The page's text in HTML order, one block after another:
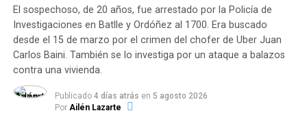
El sospechoso, de 20 años, fue arrestado por la Policía de
Investigaciones en Batlle y Ordóñez al 1700. Era buscado
desde el 15 de marzo por el crimen del chofer de Uber Juan
Carlos Baini. También se lo investiga por un ataque a balazos
contra una vivienda.
Publicado 4 días atrás en 5 agosto 2026
Por Ailén Lazarte